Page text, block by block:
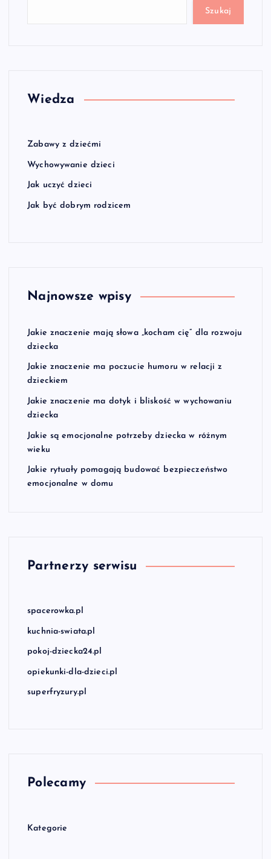
Szukaj
Wiedza
Zabawy z dziećmi
Wychowywanie dzieci
Jak uczyć dzieci
Jak być dobrym rodzicem
Najnowsze wpisy
Jakie znaczenie mają słowa „kocham cię” dla rozwoju
dziecka
Jakie znaczenie ma poczucie humoru w relacji z
dzieckiem
Jakie znaczenie ma dotyk i bliskość w wychowaniu
dziecka
Jakie są emocjonalne potrzeby dziecka w różnym
wieku
Jakie rytuały pomagają budować bezpieczeństwo
emocjonalne w domu
Partnerzy serwisu
spacerowka.pl
kuchnia-swiata.pl
pokoj-dziecka24.pl
opiekunki-dla-dzieci.pl
superfryzury.pl
Polecamy
Kategorie